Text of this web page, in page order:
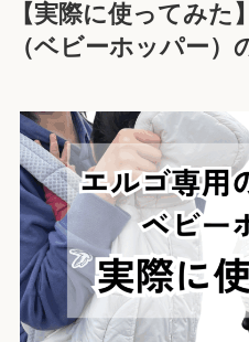
【実際に使ってみ
（ベビーホッパー